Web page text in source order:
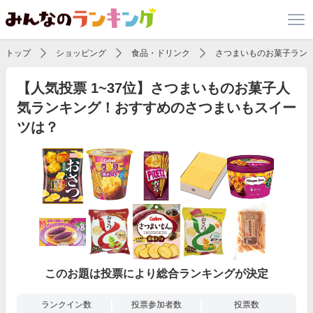
トップ ショッピング 食品・ドリンク さつまいものお菓子ラン
【人気投票 1~37位】さつまいものお菓子人
気ランキング！おすすめのさつまいもスイー
ツは？
このお題は投票により総合ランキングが決定
ランクイン数 投票参加者数 投票数